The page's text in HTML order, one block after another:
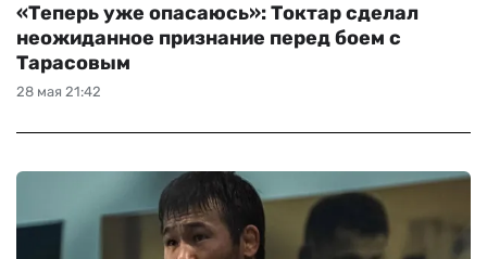
28 мая 21:42
«Теперь уже опасаюсь»: Токтар сделал
неожиданное признание перед боем с
Тарасовым